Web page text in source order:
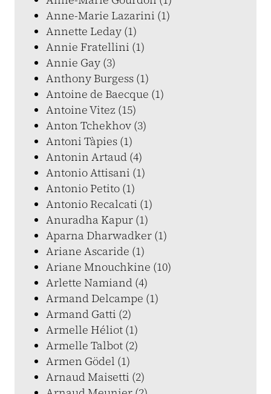
Anne-Marie Lazarini (1)
Annette Leday (1)
Annie Fratellini (1)
Annie Gay (3)
Anthony Burgess (1)
Antoine de Baecque (1)
Antoine Vitez (15)
Anton Tchekhov (3)
Antoni Tàpies (1)
Antonin Artaud (4)
Antonio Attisani (1)
Antonio Petito (1)
Antonio Recalcati (1)
Anuradha Kapur (1)
Aparna Dharwadker (1)
Ariane Ascaride (1)
Ariane Mnouchkine (10)
Arlette Namiand (4)
Armand Delcampe (1)
Armand Gatti (2)
Armelle Héliot (1)
Armelle Talbot (2)
Armen Gödel (1)
Arnaud Maisetti (2)